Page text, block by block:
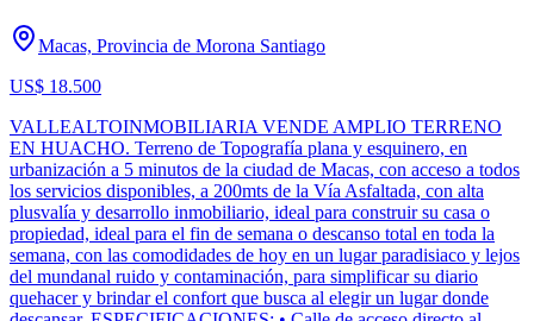
Macas, Provincia de Morona Santiago
US$ 18.500
VALLEALTOINMOBILIARIA VENDE AMPLIO TERRENO
EN HUACHO. Terreno de Topografía plana y esquinero, en
urbanización a 5 minutos de la ciudad de Macas, con acceso a todos
los servicios disponibles, a 200mts de la Vía Asfaltada, con alta
plusvalía y desarrollo inmobiliario, ideal para construir su casa o
propiedad, ideal para el fin de semana o descanso total en toda la
semana, con las comodidades de hoy en un lugar paradisiaco y lejos
del mundanal ruido y contaminación, para simplificar su diario
quehacer y brindar el confort que busca al elegir un lugar donde